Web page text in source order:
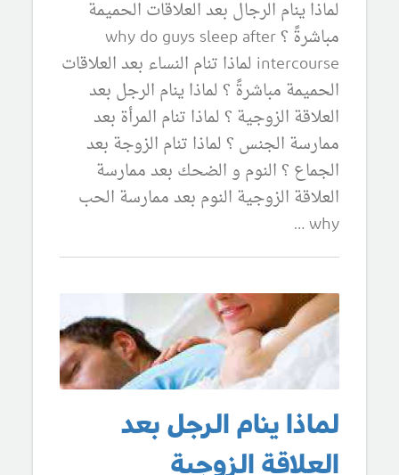
لماذا ينام الرجال بعد العلاقات الحميمة
مباشرةً ؟ why do guys sleep after
intercourse لماذا تنام النساء بعد العلاقات
الحميمة مباشرةً ؟ لماذا ينام الرجل بعد
العلاقة الزوجية ؟ لماذا تنام المرأة بعد
ممارسة الجنس ؟ لماذا تنام الزوجة بعد
الجماع ؟ النوم و الضحك بعد ممارسة
العلاقة الزوجية النوم بعد ممارسة الحب
why …
لماذا ينام الرجل بعد
العلاقة الزوجية